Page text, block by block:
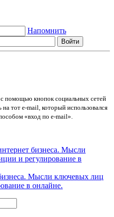
Напомнить
помощью кнопок социальных сетей
тот e-mail, который использовался
«вход по e-mail».
Мысли ключевых лиц
в онлайне.